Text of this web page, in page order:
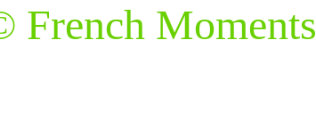
French Moments